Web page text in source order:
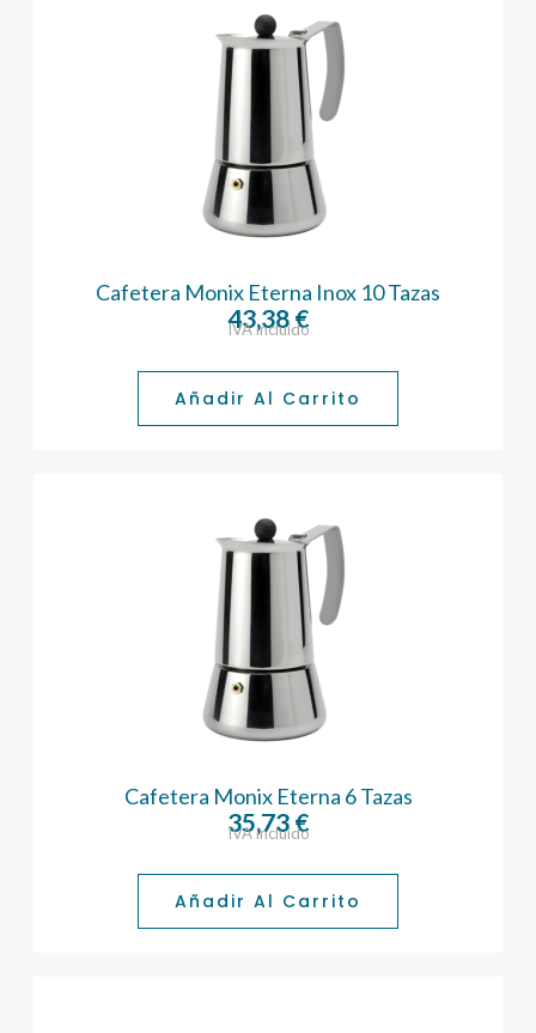
Cafetera Monix Eterna Inox 10 Tazas
43,38€
IVA incluido
Añadir Al Carrito
Cafetera Monix Eterna 6 Tazas
35,73€
IVA incluido
Añadir Al Carrito